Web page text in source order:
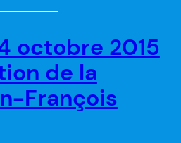
octobre 2015
de la
François